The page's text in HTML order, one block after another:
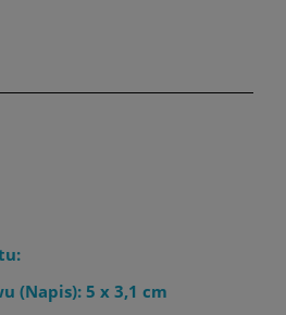
(Napis): 5 x 3,1 cm